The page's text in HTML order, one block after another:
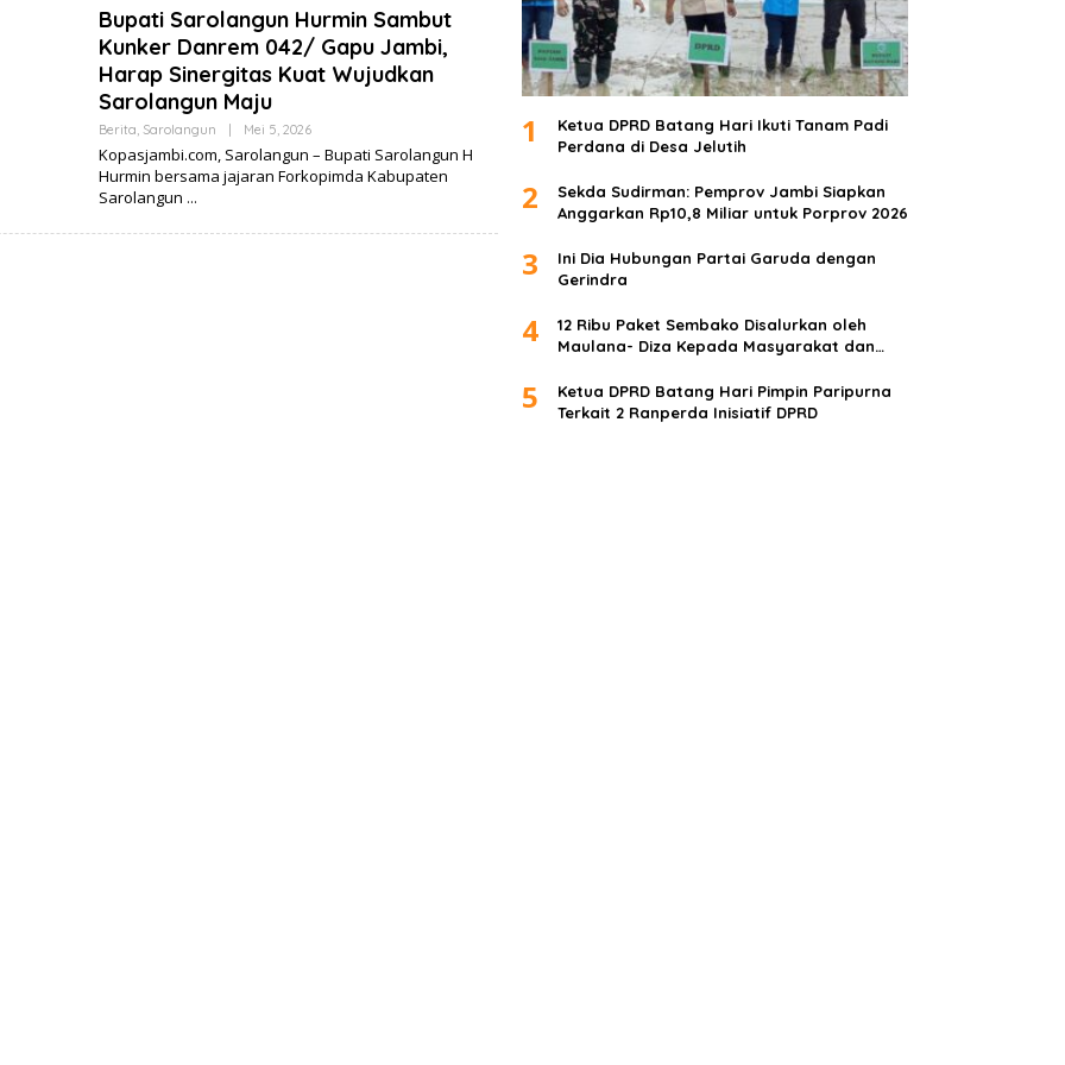
Bupati Sarolangun Hurmin Sambut
Kunker Danrem 042/ Gapu Jambi,
Harap Sinergitas Kuat Wujudkan
Sarolangun Maju
Berita, Sarolangun Mei 5, 2026O
H
F
Kopasjambi.com, Sarolangun – Bupati Sarolangun H
Hurmin bersama jajaran Forkopimda Kabupaten
Sarolangun
1
Ketua DPRD Batang Hari Ikuti Tanam Padi
Perdana di Desa Jelutih
2
Sekda Sudirman: Pemprov Jambi Siapkan
Anggarkan Rp10,8 Miliar untuk Porprov 2026
3
Ini Dia Hubungan Partai Garuda dengan
Gerindra
4
12 Ribu Paket Sembako Disalurkan oleh
Maulana- Diza Kepada Masyarakat dan
5
Ketua DPRD Batang Hari Pimpin Paripurna
Terkait 2 Ranperda Inisiatif DPRD